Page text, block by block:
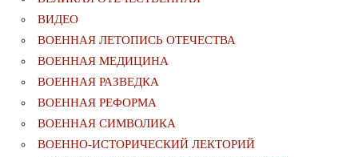
ВИДЕО
ВОЕННАЯ ЛЕТОПИСЬ ОТЕЧЕСТВА
ВОЕННАЯ МЕДИЦИНА
ВОЕННАЯ РАЗВЕДКА
ВОЕННАЯ РЕФОРМА
ВОЕННАЯ СИМВОЛИКА
ВОЕННО-ИСТОРИЧЕСКИЙ ЛЕКТОРИЙ